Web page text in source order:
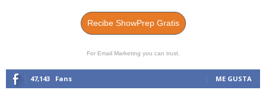
Recibe ShowPrep Gratis
For Email Marketing you can trust.
47,143 Fans ME GUSTA